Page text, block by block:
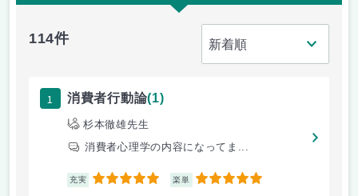
114件
1 消費者行動論(1)
杉本徹雄先生
消費者心理学の内容になってま...
充実 5 楽単 5